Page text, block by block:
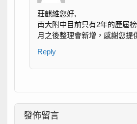
莊麒維您好,
南大附中目前只有2年的歷屆
月之後整理會新增，感謝您提
Reply
發佈留言